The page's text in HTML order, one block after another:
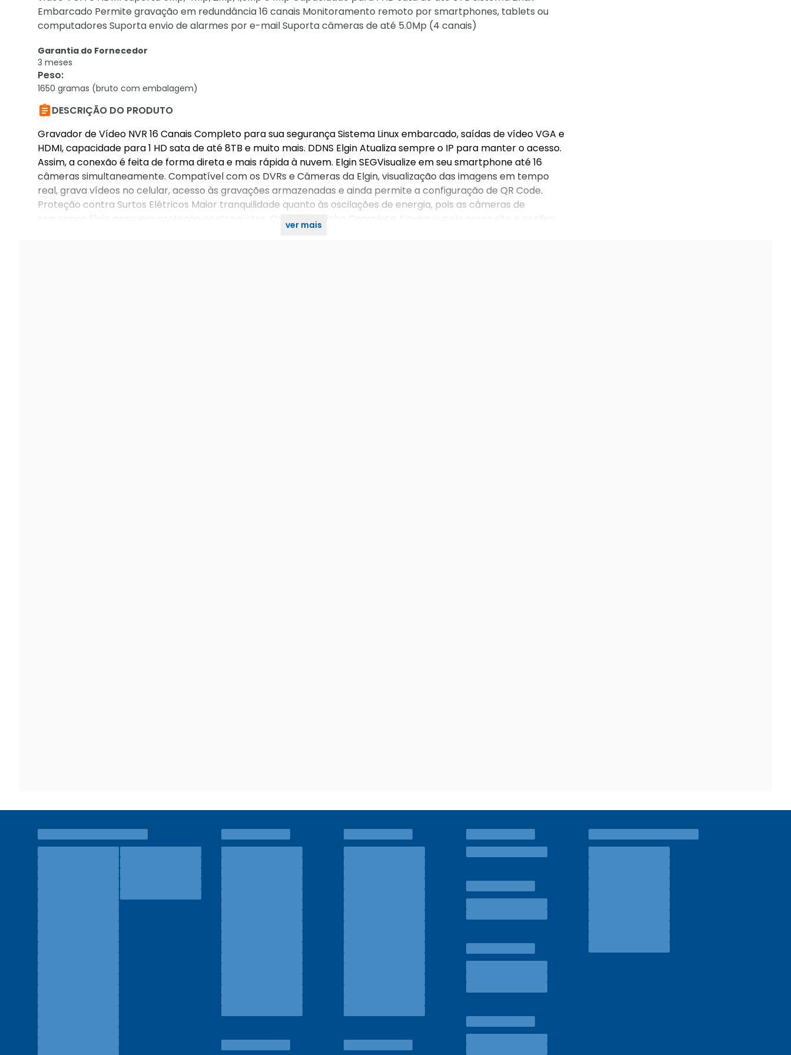
Embarcado Permite gravação em redundância 16 canais Monitoramento remoto por smartphones, tablets ou
computadores Suporta envio de alarmes por e-mail Suporta câmeras de até 5.0Mp (4 canais)
Garantia do Fornecedor
3 meses
Peso:
1650 gramas (bruto com embalagem)
DESCRIÇÃO DO PRODUTO
Gravador de Vídeo NVR 16 Canais Completo para sua segurança Sistema Linux embarcado, saídas de vídeo VGA e
HDMI, capacidade para 1 HD sata de até 8TB e muito mais. DDNS Elgin Atualiza sempre o IP para manter o acesso.
Assim, a conexão é feita de forma direta e mais rápida à nuvem. Elgin SEGVisualize em seu smartphone até 16
câmeras simultaneamente. Compatível com os DVRs e Câmeras da Elgin, visualização das imagens em tempo
real, grava vídeos no celular, acesso às gravações armazenadas e ainda permite a configuração de QR Code.
Proteção contra Surtos Elétricos Maior tranquilidade quanto às oscilações de energia, pois as câmeras de
segurança Elgin possuem proteção contra surtos. Conheça a Linha Completa. Navegue pelo nosso site e confira
ver mais